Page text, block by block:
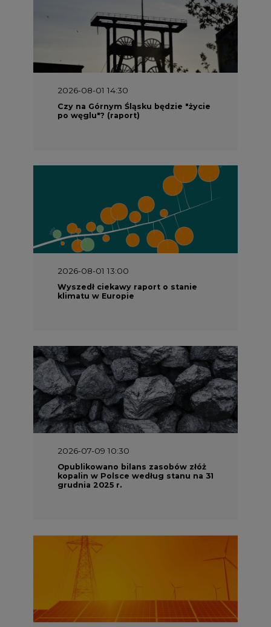
2026-08-01 13:00
Wyszedł ciekawy raport o stanie
klimatu w Europie
2026-07-09 10:30
Opublikowano bilans zasobów złóż
kopalin w Polsce według stanu na 31
grudnia 2025 r.
2026-06-08 07:00
Wyszedł raport "Bezpieczniej i
taniej. Ciepłownictwo na ratunek
KSE"